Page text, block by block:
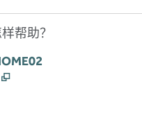
帮助？
,